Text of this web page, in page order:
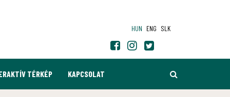
HUN ENG SLK
TÉRKÉP KAPCSOLAT